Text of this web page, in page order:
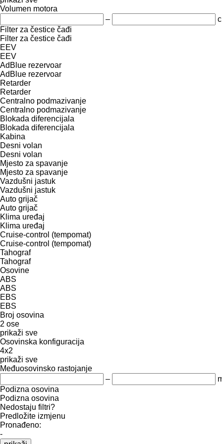
Volumen motora
–
Filter za čestice čađi
Filter za čestice čađi
EEV
EEV
AdBlue rezervoar
AdBlue rezervoar
Retarder
Retarder
Centralno podmazivanje
Centralno podmazivanje
Blokada diferencijala
Blokada diferencijala
Kabina
Desni volan
Desni volan
Mjesto za spavanje
Mjesto za spavanje
Vazdušni jastuk
Vazdušni jastuk
Auto grijač
Auto grijač
Klima uređaj
Klima uređaj
Cruise-control (tempomat)
Cruise-control (tempomat)
Tahograf
Tahograf
Osovine
ABS
ABS
EBS
EBS
Broj osovina
2 ose
prikaži sve
Osovinska konfiguracija
4x2
prikaži sve
Međuosovinsko rastojanje
–
Podizna osovina
Podizna osovina
Nedostaju filtri?
Predložite izmjenu
Pronađeno:
-